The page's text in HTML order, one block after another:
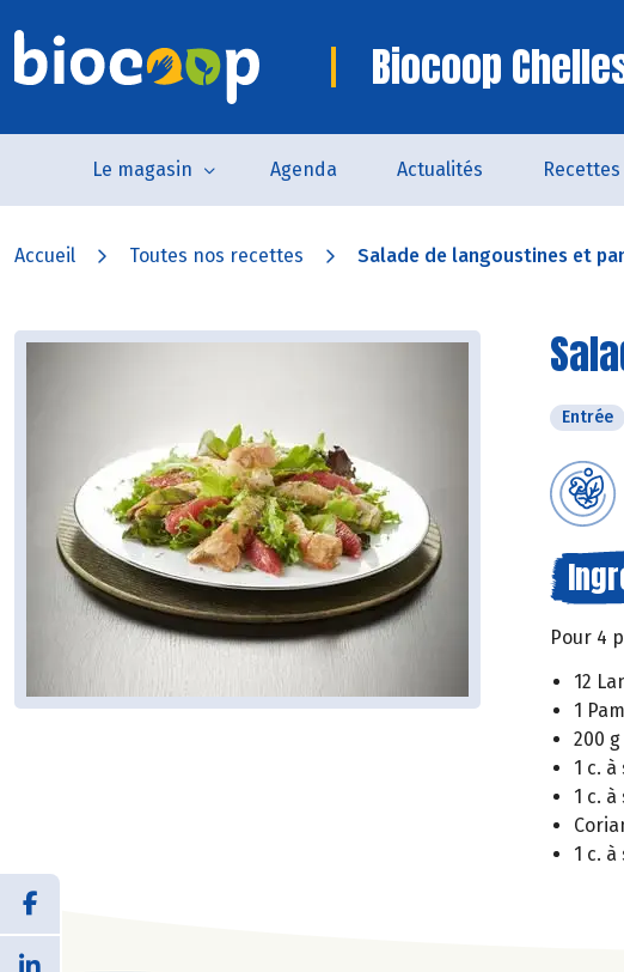
Biocoop
Le magasin Agenda Actualités Recettes
Accueil Toutes nos recettes Salade de langoustines et
Entrée
Pour 4
12
1
200
1 c.
1 c.
1 c.